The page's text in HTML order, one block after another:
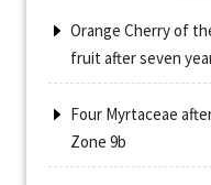
Orange Cherry of
fruit after seven
Four Myrtaceae
Zone 9b